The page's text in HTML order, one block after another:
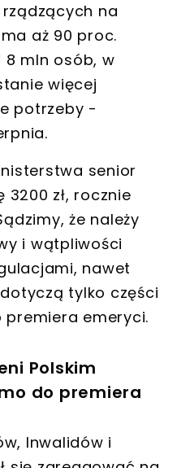
rządzących na
aż 90 proc.
mln osób, w
więcej
potrzeby -
senior
zł, rocznie
że należy
i wątpliwości
nawet
tylko części
emeryci.
Polskim
do premiera
Inwalidów i